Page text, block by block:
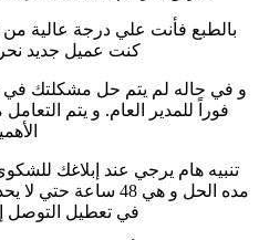
بالطبع فأنت علي درجة عالية من
كنت عميل جديد
فوراً للمدير العام. و يتم
تنبيه هام يرجي عند إبلاغك
مده الحل و هي 48
في تعطيل التوصل